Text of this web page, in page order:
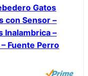
Gatos
con Sensor –
Inalambrica –
Fuente Perro